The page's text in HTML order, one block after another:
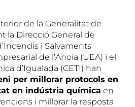
de la Generalitat de
la Direcció General de
i Salvaments
de l’Anoia (UEA) i el
d’Igualada (CETI) han
per millorar protocols en
en indústria química en
i millorar la resposta